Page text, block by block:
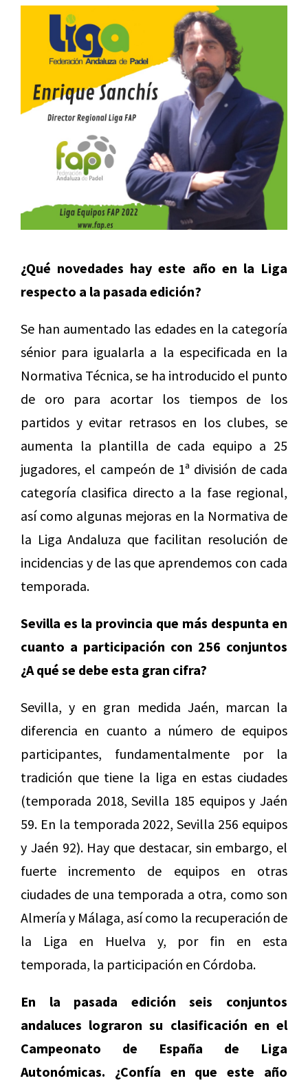
¿Qué novedades hay este año en la Liga
respecto a la pasada edición?
Se han aumentado las edades en la categoría
sénior para igualarla a la especificada en la
Normativa Técnica, se ha introducido el punto
de oro para acortar los tiempos de los
partidos y evitar retrasos en los clubes, se
aumenta la plantilla de cada equipo a 25
jugadores, el campeón de 1ª división de cada
categoría clasifica directo a la fase regional,
así como algunas mejoras en la Normativa de
la Liga Andaluza que facilitan resolución de
incidencias y de las que aprendemos con cada
temporada.
Sevilla es la provincia que más despunta en
cuanto a participación con 256 conjuntos
¿A qué se debe esta gran cifra?
Sevilla, y en gran medida Jaén, marcan la
diferencia en cuanto a número de equipos
participantes, fundamentalmente por la
tradición que tiene la liga en estas ciudades
(temporada 2018, Sevilla 185 equipos y Jaén
59. En la temporada 2022, Sevilla 256 equipos
y Jaén 92). Hay que destacar, sin embargo, el
fuerte incremento de equipos en otras
ciudades de una temporada a otra, como son
Almería y Málaga, así como la recuperación de
la Liga en Huelva y, por fin en esta
temporada, la participación en Córdoba.
En la pasada edición seis conjuntos
andaluces lograron su clasificación en el
Campeonato de España de Liga
Autonómicas. ¿Confía en que este año